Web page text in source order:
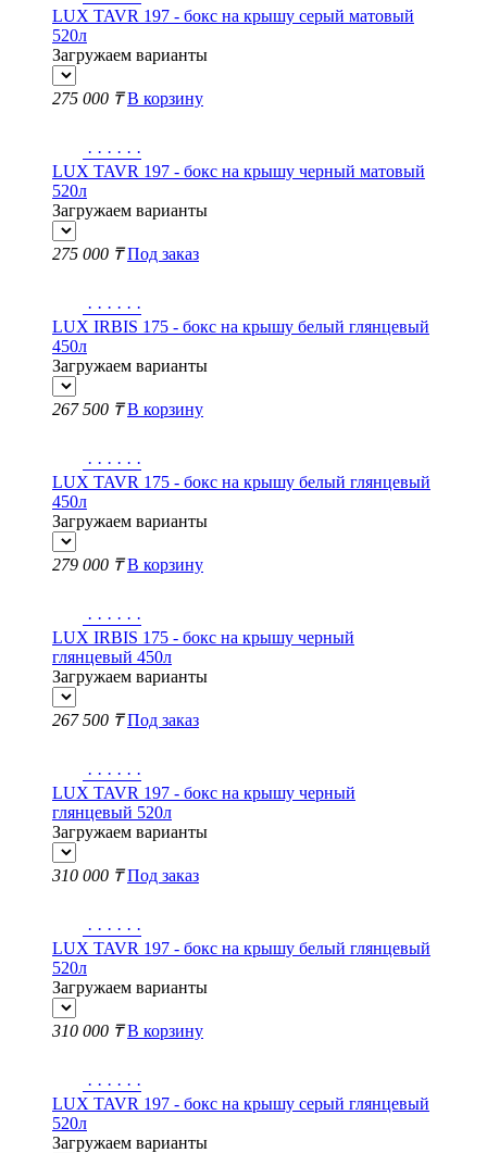
LUX TAVR 197 - бокс на крышу серый матовый
520л
Загружаем варианты
275 000 ₸ В корзину
· · · · · ·
LUX TAVR 197 - бокс на крышу черный матовый
520л
Загружаем варианты
275 000 ₸ Под заказ
· · · · · ·
LUX IRBIS 175 - бокс на крышу белый глянцевый
450л
Загружаем варианты
267 500 ₸ В корзину
· · · · · ·
LUX TAVR 175 - бокс на крышу белый глянцевый
450л
Загружаем варианты
279 000 ₸ В корзину
· · · · · ·
LUX IRBIS 175 - бокс на крышу черный
глянцевый 450л
Загружаем варианты
267 500 ₸ Под заказ
· · · · · ·
LUX TAVR 197 - бокс на крышу черный
глянцевый 520л
Загружаем варианты
310 000 ₸ Под заказ
· · · · · ·
LUX TAVR 197 - бокс на крышу белый глянцевый
520л
Загружаем варианты
310 000 ₸ В корзину
· · · · · ·
LUX TAVR 197 - бокс на крышу серый глянцевый
520л
Загружаем варианты